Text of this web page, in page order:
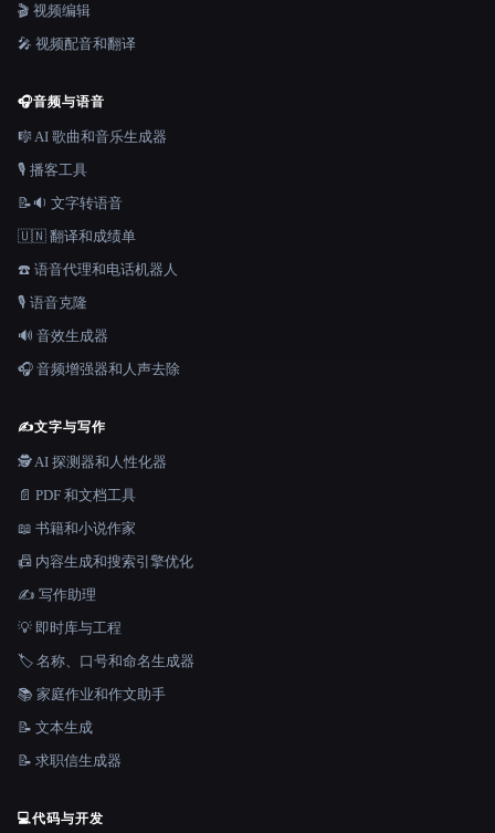
🎬 视频编辑
🎤 视频配音和翻译
🎧音频与语音
🎼 AI 歌曲和音乐生成器
🎙️ 播客工具
📝🔉 文字转语音
🇺🇳 翻译和成绩单
☎️ 语音代理和电话机器人
🎙️ 语音克隆
🔊 音效生成器
🎧 音频增强器和人声去除
✍️文字与写作
🕵️ AI 探测器和人性化器
📄 PDF 和文档工具
📖 书籍和小说作家
📠 内容生成和搜索引擎优化
✍️ 写作助理
💡 即时库与工程
🏷️ 名称、口号和命名生成器
📚 家庭作业和作文助手
📝 文本生成
📝 求职信生成器
💻代码与开发